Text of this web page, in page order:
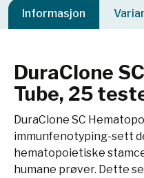
Informasjon
DuraClone
Tube, 25
DuraClone SC
immunfenotyping-sett
hematopoietiske
humane prøver. Dette